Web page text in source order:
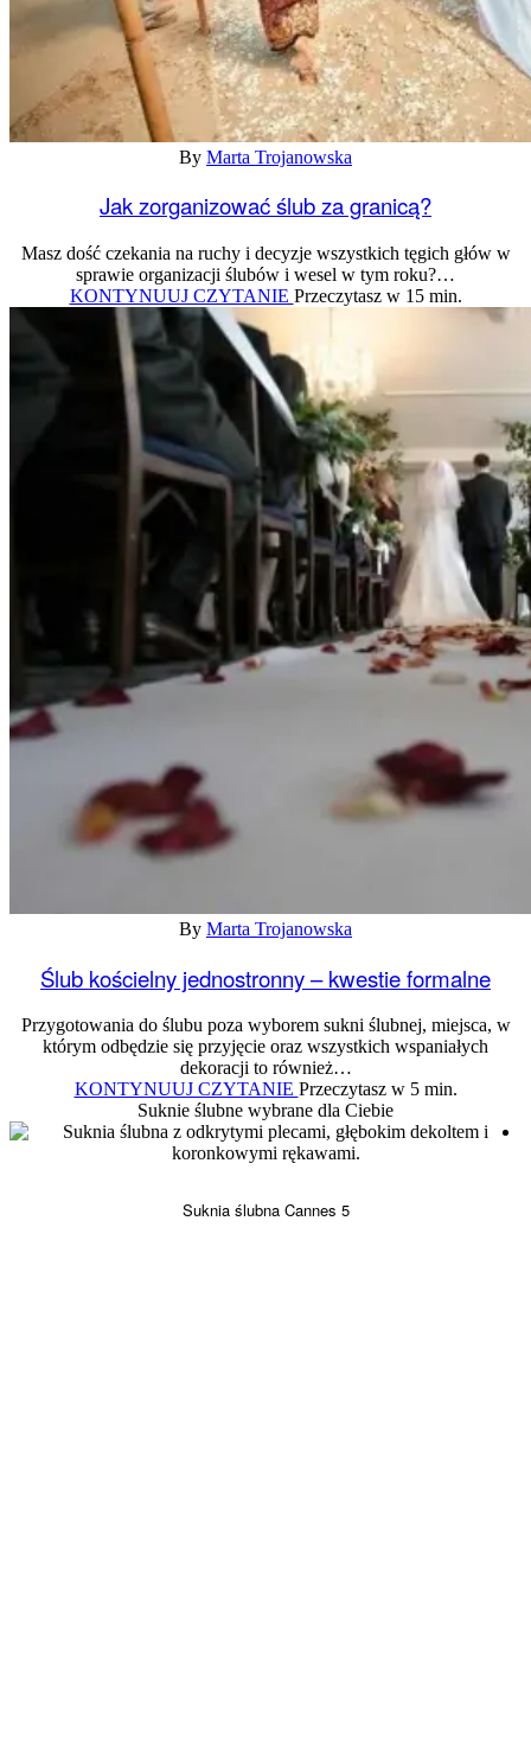
By Marta Trojanowska
Jak zorganizować ślub za granicą?
Masz dość czekania na ruchy i decyzje wszystkich tęgich głów w
sprawie organizacji ślubów i wesel w tym roku?…
KONTYNUUJ CZYTANIE Jak
za
granicą?
Przeczytasz w 15 min.
By Marta Trojanowska
Ślub kościelny jednostronny – kwestie formalne
Przygotowania do ślubu poza wyborem sukni ślubnej, miejsca, w
którym odbędzie się przyjęcie oraz wszystkich wspaniałych
dekoracji to również…
KONTYNUUJ CZYTANIE Ślub
kościelny
jednostronny
–
Przeczytasz w 5 min.
Suknie ślubne wybrane dla Ciebie
Suknia ślubna Cannes 5